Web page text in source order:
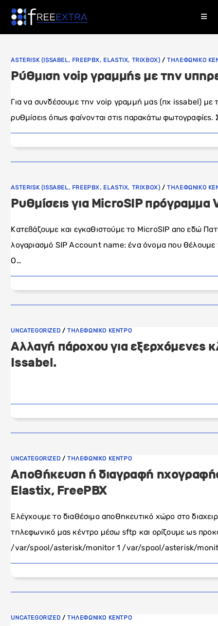
content
ASTERISK (ISSABEL, FREEPBX, ELASTIX, TRIXBOX) /ΤΗΛΕΦΩΝΙΚΟ
Ρύθμιση voip γραμμής με την
Για να συνδέσουμε την voip γραμμή μας (πχ issabel) με
ρυθμίσεις όπως φαίνονται στις παρακάτω
ASTERISK (ISSABEL, FREEPBX, ELASTIX, TRIXBOX) /ΤΗΛΕΦΩΝΙΚΟ
Ρυθμίσεις για MicroSIP πρόγραμμα
Κατεβάζουμε και εγκαθιστούμε το MicroSIP απο εδώ
λογαριασμό SIP Account name: ένα όνομα που θέλουμε
Ο…
UNCATEGORIZED /ΤΗΛΕΦΩΝΙΚΟ ΚΕΝΤΡΟ
Αλλαγή πάροχου για εξερχόμενες
Issabel.
UNCATEGORIZED /ΤΗΛΕΦΩΝΙΚΟ ΚΕΝΤΡΟ
Αποθήκευση ή διαγραφή
Elastix, FreePBX
Ελέγχουμε το διαθέσιμο αποθηκευτικό χώρο στο
τηλεφωνικό μας κέντρο μέσω sftp και ορίζουμε ως
/var/spool/asterisk/monitor 1 /var/spool/asterisk/
UNCATEGORIZED /ΤΗΛΕΦΩΝΙΚΟ ΚΕΝΤΡΟ